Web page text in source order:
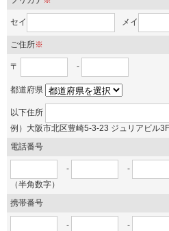
セイ メイ
ご住所※
〒 -
都道府県
以下住所
例）大阪市北区豊崎5-3-23 ジュリアビル3F
電話番号
-
-
（半角数字）
携帯番号
-
-